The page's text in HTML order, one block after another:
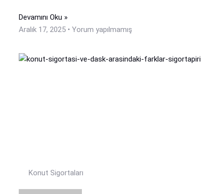
Devamını Oku »
Aralık 17, 2025
Yorum yapılmamış
Konut Sigortaları